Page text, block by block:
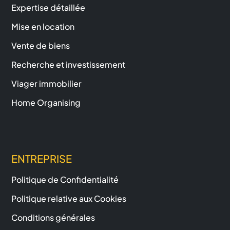
Expertise détaillée
Mise en location
Vente de biens
Recherche et investissement
Viager immobilier
Home Organising
ENTREPRISE
Politique de Confidentialité
Politique relative aux Cookies
Conditions générales